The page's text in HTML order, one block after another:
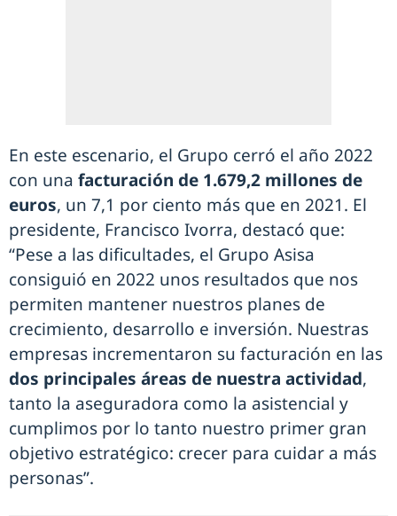
En este escenario, el Grupo cerró el año 2022
con una facturación de 1.679,2 millones de
euros, un 7,1 por ciento más que en 2021. El
presidente, Francisco Ivorra, destacó que:
“Pese a las dificultades, el Grupo Asisa
consiguió en 2022 unos resultados que nos
permiten mantener nuestros planes de
crecimiento, desarrollo e inversión. Nuestras
empresas incrementaron su facturación en las
dos principales áreas de nuestra actividad,
tanto la aseguradora como la asistencial y
cumplimos por lo tanto nuestro primer gran
objetivo estratégico: crecer para cuidar a más
personas”.